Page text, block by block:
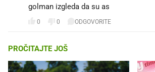
golman izgleda da su as
0 0 ODGOVORITE
PROČITAJTE JOŠ